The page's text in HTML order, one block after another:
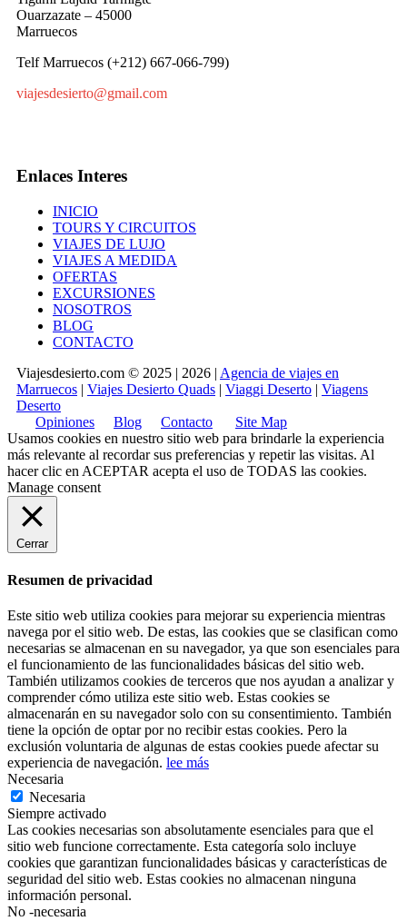
Ouarzazate – 45000
Marruecos
Telf Marruecos (+212) 667-066-799)
viajesdesierto@gmail.com
Enlaces Interes
INICIO
TOURS Y CIRCUITOS
VIAJES DE LUJO
VIAJES A MEDIDA
OFERTAS
EXCURSIONES
NOSOTROS
BLOG
CONTACTO
Viajesdesierto.com © 2025 | 2026 | Agencia de viajes en
Marruecos | Viajes Desierto Quads | Viaggi Deserto | Viagens
Deserto
Opiniones
Blog Contacto
Site Map
Usamos cookies en nuestro sitio web para brindarle la experiencia
más relevante al recordar sus preferencias y repetir las visitas. Al
hacer clic en ACEPTAR acepta el uso de TODAS las cookies.
Manage consent
Cerrar
Resumen de privacidad
Este sitio web utiliza cookies para mejorar su experiencia mientras
navega por el sitio web. De estas, las cookies que se clasifican como
necesarias se almacenan en su navegador, ya que son esenciales para
el funcionamiento de las funcionalidades básicas del sitio web.
También utilizamos cookies de terceros que nos ayudan a analizar y
comprender cómo utiliza este sitio web. Estas cookies se
almacenarán en su navegador solo con su consentimiento. También
tiene la opción de optar por no recibir estas cookies. Pero la
exclusión voluntaria de algunas de estas cookies puede afectar su
experiencia de navegación. lee más
Necesaria
Necesaria
Siempre activado
Las cookies necesarias son absolutamente esenciales para que el
sitio web funcione correctamente. Esta categoría solo incluye
cookies que garantizan funcionalidades básicas y características de
seguridad del sitio web. Estas cookies no almacenan ninguna
información personal.
No -necesaria